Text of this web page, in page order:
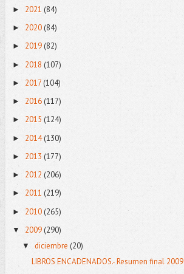
► 2021 (84)
► 2020(84)
► 2019 (82)
► 2018 (107)
► 2017(104)
► 2016 (117)
► 2015 (124)
► 2014(130)
► 2013 (177)
► 2012 (206)
► 2011 (219)
► 2010(265)
▼ 2009 (290)
▼ diciembre (20)
LIBROS ENCADENADOS.- Resumen final 2009